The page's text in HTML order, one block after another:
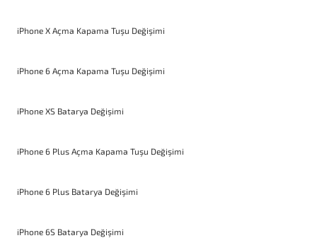
iPhone X Açma Kapama Tuşu Değişimi
iPhone 6 Açma Kapama Tuşu Değişimi
iPhone XS Batarya Değişimi
iPhone 6 Plus Açma Kapama Tuşu Değişimi
iPhone 6 Plus Batarya Değişimi
iPhone 6S Batarya Değişimi